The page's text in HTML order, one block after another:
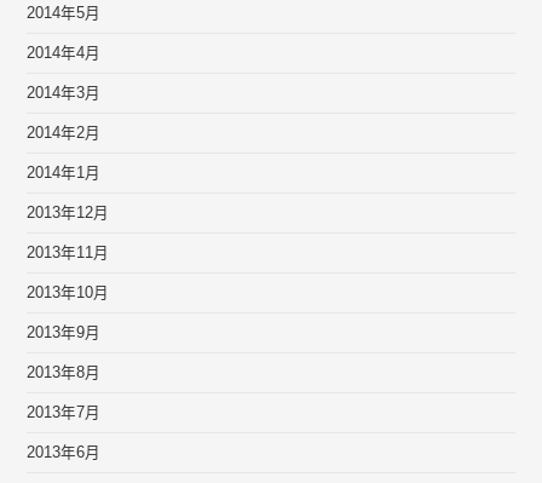
2014年5月
2014年4月
2014年3月
2014年2月
2014年1月
2013年12月
2013年11月
2013年10月
2013年9月
2013年8月
2013年7月
2013年6月